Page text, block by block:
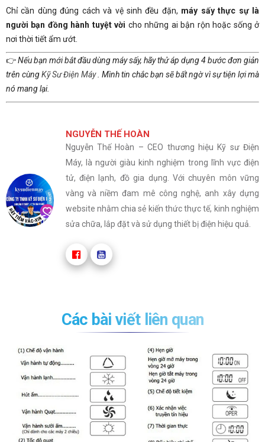
Chỉ cần dùng đúng cách và vệ sinh đều đặn, máy sấy thực sự là
người bạn đồng hành tuyệt vời cho những ai bận rộn hoặc sống ở
nơi thời tiết ẩm ướt.
👉Nếu bạn mới bắt đầu dùng máy sấy, hãy thử áp dụng 4 bước đơn giản
trên cùngKỹ Sư Điện Máy. Mình tin chắc bạn sẽ bất ngờ vì sự tiện lợi mà
nó mang lại.
NGUYỄN THẾ HOÀN
Nguyễn Thế Hoàn – CEO thương hiệu Kỹ sư Điện
Máy, là người giàu kinh nghiệm trong lĩnh vực điện
tử, điện lạnh, đồ gia dụng. Với chuyên môn vững
vàng và niềm đam mê công nghệ, anh xây dựng
website nhằm chia sẻ kiến thức thực tế, kinh nghiệm
sửa chữa, lắp đặt và sử dụng thiết bị điện hiệu quả.
Các bài viết liên quan